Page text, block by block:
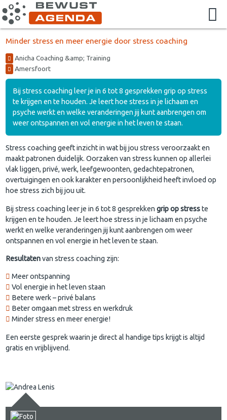
Minder stress en meer energie door stress coaching
Anicha Coaching &amp; Training
Amersfoort
Bij stress coaching leer je in 6 tot 8 gesprekken grip op stress
te krijgen en te houden. Je leert hoe stress in je lichaam en
psyche werkt en welke veranderingen jij kunt aanbrengen om
weer ontspannen en vol energie in het leven te staan.
Stress coaching geeft inzicht in wat bij jou stress veroorzaakt en
maakt patronen duidelijk. Oorzaken van stress kunnen op allerlei
vlak liggen, privé, werk, leefgewoonten, gedachtepatronen,
overtuigingen en ook karakter en persoonlijkheid heeft invloed op
hoe stress zich bij jou uit.
Bij stress coaching leer je in 6 tot 8 gesprekkengrip op stresste
krijgen en te houden. Je leert hoe stress in je lichaam en psyche
werkt en welke veranderingen jij kunt aanbrengen om weer
ontspannen en vol energie in het leven te staan.
Resultatenvan stress coaching zijn:
Meer ontspanning
Vol energie in het leven staan
Betere werk – privé balans
Beter omgaan met stress en werkdruk
Minder stress en meer energie!
Een eerste gesprek waarin je direct al handige tips krijgt is altijd
gratis en vrijblijvend.